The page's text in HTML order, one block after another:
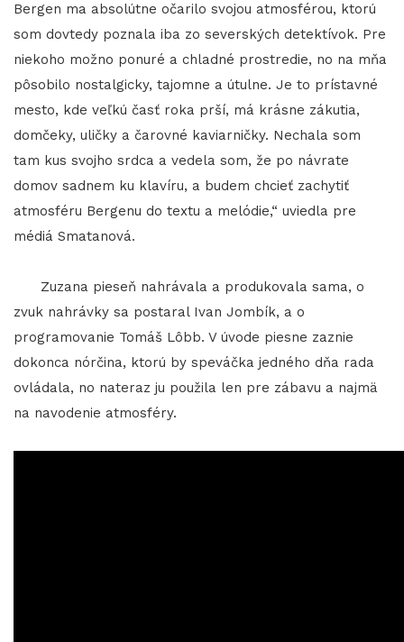
Bergen ma absolútne očarilo svojou atmosférou, ktorú
som dovtedy poznala iba zo severských detektívok. Pre
niekoho možno ponuré a chladné prostredie, no na mňa
pôsobilo nostalgicky, tajomne a útulne. Je to prístavné
mesto, kde veľkú časť roka prší, má krásne zákutia,
domčeky, uličky a čarovné kaviarničky. Nechala som
tam kus svojho srdca a vedela som, že po návrate
domov sadnem ku klavíru, a budem chcieť zachytiť
atmosféru Bergenu do textu a melódie,“ uviedla pre
médiá Smatanová.
Zuzana pieseň nahrávala a produkovala sama, o
zvuk nahrávky sa postaral Ivan Jombík, a o
programovanie Tomáš Lôbb. V úvode piesne zaznie
dokonca nórčina, ktorú by speváčka jedného dňa rada
ovládala, no nateraz ju použila len pre zábavu a najmä
na navodenie atmosféry.